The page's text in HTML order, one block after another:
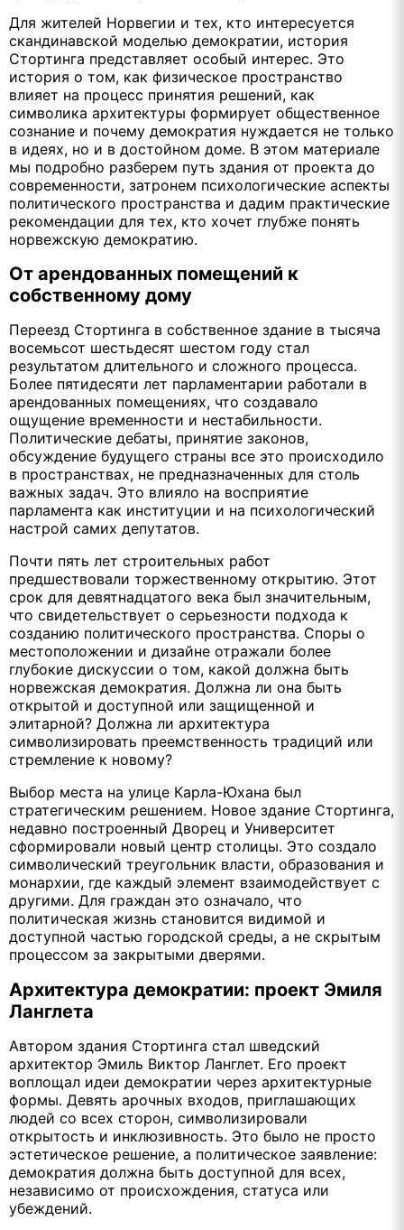
Для жителей Норвегии и тех, кто интересуется
скандинавской моделью демократии, история
Стортинга представляет особый интерес. Это
история о том, как физическое пространство
влияет на процесс принятия решений, как
символика архитектуры формирует общественное
сознание и почему демократия нуждается не только
в идеях, но и в достойном доме. В этом материале
мы подробно разберем путь здания от проекта до
современности, затронем психологические аспекты
политического пространства и дадим практические
рекомендации для тех, кто хочет глубже понять
норвежскую демократию.
От арендованных помещений к
собственному дому
Переезд Стортинга в собственное здание в тысяча
восемьсот шестьдесят шестом году стал
результатом длительного и сложного процесса.
Более пятидесяти лет парламентарии работали в
арендованных помещениях, что создавало
ощущение временности и нестабильности.
Политические дебаты, принятие законов,
обсуждение будущего страны все это происходило
в пространствах, не предназначенных для столь
важных задач. Это влияло на восприятие
парламента как институции и на психологический
настрой самих депутатов.
Почти пять лет строительных работ
предшествовали торжественному открытию. Этот
срок для девятнадцатого века был значительным,
что свидетельствует о серьезности подхода к
созданию политического пространства. Споры о
местоположении и дизайне отражали более
глубокие дискуссии о том, какой должна быть
норвежская демократия. Должна ли она быть
открытой и доступной или защищенной и
элитарной? Должна ли архитектура
символизировать преемственность традиций или
стремление к новому?
Выбор места на улице Карла-Юхана был
стратегическим решением. Новое здание Стортинга,
недавно построенный Дворец и Университет
сформировали новый центр столицы. Это создало
символический треугольник власти, образования и
монархии, где каждый элемент взаимодействует с
другими. Для граждан это означало, что
политическая жизнь становится видимой и
доступной частью городской среды, а не скрытым
процессом за закрытыми дверями.
Архитектура демократии: проект Эмиля
Ланглета
Автором здания Стортинга стал шведский
архитектор Эмиль Виктор Ланглет. Его проект
воплощал идеи демократии через архитектурные
формы. Девять арочных входов, приглашающих
людей со всех сторон, символизировали
открытость и инклюзивность. Это было не просто
эстетическое решение, а политическое заявление:
демократия должна быть доступной для всех,
независимо от происхождения, статуса или
убеждений.